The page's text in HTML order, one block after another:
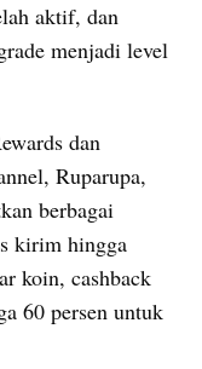
aktif, dan
menjadi level
dan
Ruparupa,
berbagai
kirim hingga
koin, cashback
60 persen untuk